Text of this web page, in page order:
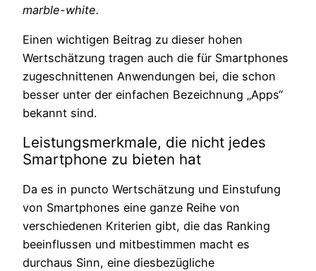
marble-white.
Einen wichtigen Beitrag zu dieser hohen
Wertschätzung tragen auch die für Smartphones
zugeschnittenen Anwendungen bei, die schon
besser unter der einfachen Bezeichnung „Apps“
bekannt sind.
Leistungsmerkmale, die nicht jedes
Smartphone zu bieten hat
Da es in puncto Wertschätzung und Einstufung
von Smartphones eine ganze Reihe von
verschiedenen Kriterien gibt, die das Ranking
beeinflussen und mitbestimmen macht es
durchaus Sinn, eine diesbezügliche